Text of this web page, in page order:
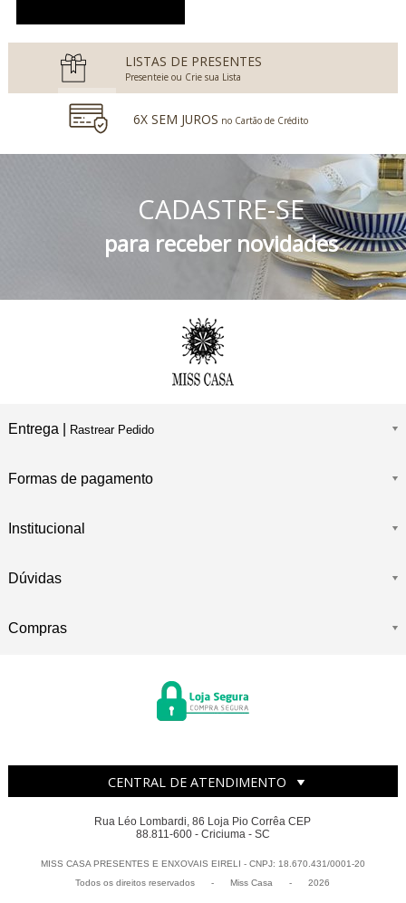
LISTAS DE PRESENTES
Presenteie ou Crie sua Lista
6X SEM JUROS no Cartão de Crédito
no Boleto Bancário e PIX
FRETE GRÁTIS Consulte o Regulamento
CADASTRE-SE
para receber novidades
Entrega | Rastrear Pedido
Formas de pagamento
Institucional
Dúvidas
Compras
CENTRAL DE ATENDIMENTO
Rua Léo Lombardi, 86 Loja Pio Corrêa CEP
88.811-600 - Criciuma - SC
MISS CASA PRESENTES E ENXOVAIS EIRELI - CNPJ: 18.670.431/0001-20
Todos os direitos reservados
- Miss Casa - 2026